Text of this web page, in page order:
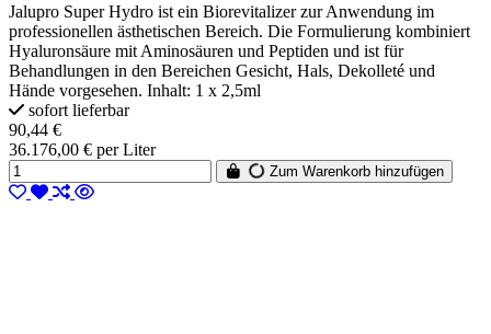
Jalupro Super Hydro ist ein Biorevitalizer zur Anwendung im
professionellen ästhetischen Bereich. Die Formulierung kombiniert
Hyaluronsäure mit Aminosäuren und Peptiden und ist für
Behandlungen in den Bereichen Gesicht, Hals, Dekolleté und
Hände vorgesehen. Inhalt: 1 x 2,5ml
sofort lieferbar
90,44 €
36.176,00 € per Liter
Zum Warenkorb hinzufügen